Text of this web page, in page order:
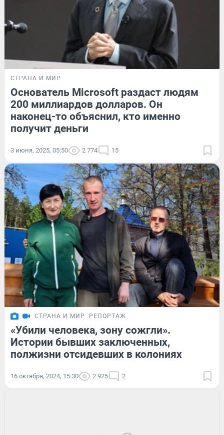
СТРАНА И МИР
Основатель Microsoft раздаст людям
200 миллиардов долларов. Он
наконец-то объяснил, кто именно
получит деньги
3 июня, 2025, 05:50 2 774 15
СТРАНА И МИР РЕПОРТАЖ
«Убили человека, зону сожгли».
Истории бывших заключенных,
полжизни отсидевших в колониях
16 октября, 2024, 15:30 2 925 2